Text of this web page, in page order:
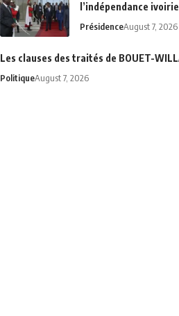
l’indépendance
PrésidenceAugust 7, 2026
Les clauses des traités de BOUET-
PolitiqueAugust 7, 2026